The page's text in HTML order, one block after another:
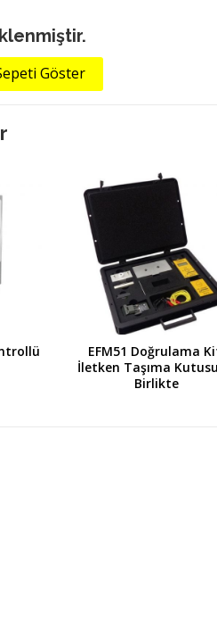
Göster
EFM51 Doğrulama
İletken Taşıma
Birlikte